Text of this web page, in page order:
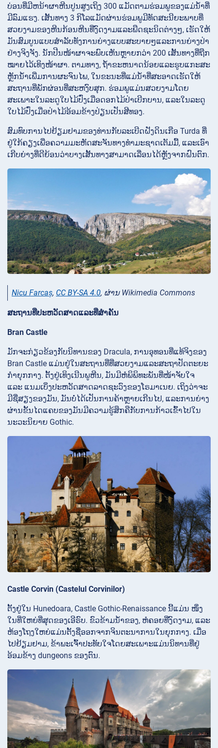
ບ່ອນທີ່ມີຫນ້າຜາຫີນປູນສູງເຖິງ 300 ແມັດຕາມຮ່ອມພູຂອງແມ່ນ້ໍາທີ່
ມີລົມແຮງ. ເສັ້ນທາງ 3 ກິໂລແມັດຜ່ານຮ່ອມພູມີທັດສະນີຍະພາບທີ່
ສວຍງາມຂອງຫີນກ້ອນຫີນທີ່ງົດງາມແລະພືດຊະນິດຕ່າງໆ, ເຮັດໃຫ້
ມັນສົມບູນແບບສໍາລັບທັງການຍ່າງແບບສະບາຍໆແລະການຍ່າງປ່າ
ຢ່າງຈິງຈັງ. ນັກປີນໜ້າຜາຈະພົບເຫັນຫຼາຍກວ່າ 200 ເສັ້ນທາງທີ່ຖືກ
ໝາຍໄວ້ເທິງໜ້າຜາ. ຕາມທາງ, ຖ້ໍາຂະຫນາດນ້ອຍແລະຮູບແກະສະ
ຫຼັກນ້ໍາເພີ່ມການຜະຈົນໄພ, ໃນຂະນະທີ່ແມ່ນ້ໍາທີ່ສະອາດເຮັດໃຫ້
ສະຖານທີ່ພັກຜ່ອນທີ່ສະຫງົບສຸກ. ຮ່ອມພູແມ່ນສວຍງາມໂດຍ
ສະເພາະໃນລະດູໃບໄມ້ປົ່ງເມື່ອດອກໄມ້ປ່າເບີກບານ, ແລະໃນລະດູ
ໃບໄມ້ປົ່ງເມື່ອປ່າໄມ້ອ້ອມຂ້າງປ່ຽນເປັນສີທອງ.
ສົມທົບການໄປຢ້ຽມຢາມຂອງທ່ານກັບລະເບີດຝັງດິນເກືອ Turda ທີ່
ຢູ່ໃກ້ຄຽງເພື່ອຄວາມມະຫັດສະຈັນທາງທໍາມະຊາດເຕັມມື້, ແລະເອົາ
ເກີບຍ່າງທີ່ດີຍ້ອນວ່າບາງເສັ້ນທາງສາມາດເລື່ອນໄດ້ຫຼັງຈາກຝົນຕົກ.
Nicu Farcaș, CC BY-SA 4.0, ຜ່ານ Wikimedia Commons
ສະຖານທີ່ປະຫວັດສາດແລະທີ່ສໍາຄັນ
Bran Castle
ມັກຈະກ່ຽວຂ້ອງກັບນິທານຂອງ Dracula, ການອຸທອນທີ່ແທ້ຈິງຂອງ
Bran Castle ແມ່ນຢູ່ໃນສະຖານທີ່ທີ່ສວຍງາມແລະສະຖາປັດຕະຍະ
ກໍາຍຸກກາງ. ຕັ້ງຢູ່ເທິງເນີນພູຫີນ, ມັນມີຫໍພິພິທະພັນທີ່ໜ້າຈັບໃຈ
ແລະ ແນມເບິ່ງປະຫວັດສາດລາດຊະວົງຂອງໂຣມາເນຍ. ເຖິງວ່າຈະ
ມີຊື່ສຽງຂອງມັນ, ມັນບໍ່ໄດ້ເປັນການຄ້າຫຼາຍເກີນໄປ, ແລະການຍ່າງ
ຜ່ານຂັ້ນໄດແຄບຂອງມັນມີຄວາມຮູ້ສຶກຄືກັບການກ້າວເຂົ້າໄປໃນ
ນະວະນິຍາຍ Gothic.
Castle Corvin (Castelul Corvinilor)
ຕັ້ງຢູ່ໃນ Hunedoara, Castle Gothic-Renaissance ນີ້ແມ່ນ ໜຶ່ງ
ໃນທີ່ໃຫຍ່ທີ່ສຸດຂອງເອີຣົບ. ຂົວຂ້າມນໍ້າຂອງ, ຫໍຄອຍທີ່ງົດງາມ, ແລະ
ຫ້ອງໂຖງໃຫຍ່ແມ່ນຕັ້ງຊື່ອອກຈາກຈິນຕະນາການໃນຍຸກກາງ. ເມື່ອ​
ໄປ​ຢ້ຽມ​ຢາມ, ຂ້າ​ພະ​ເຈົ້າ​ປະ​ທັບ​ໃຈ​ໂດຍ​ສະ​ເພາະ​ແມ່ນ​ນິ​ທານ​ທີ່​ຢູ່​
ອ້ອມ​ຂ້າງ dungeons ຂອງ​ຕົນ.